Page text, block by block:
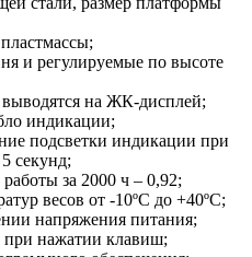
и регулируемые по высоте
выводятся на ЖК-дисплей;
индикации;
подсветки индикации при
секунд;
работы за 2000 ч – 0,92;
весов от -10ºС до +40ºС;
напряжения питания;
при нажатии клавиш;